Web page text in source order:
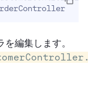
編集します。